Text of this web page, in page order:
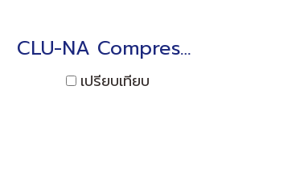
CLU-NA Compression 10kN ~ 1MN
เปรียบเทียบ